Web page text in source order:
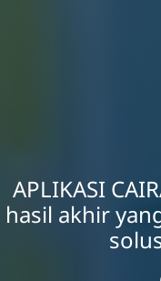
APLIKASI
hasil akhir